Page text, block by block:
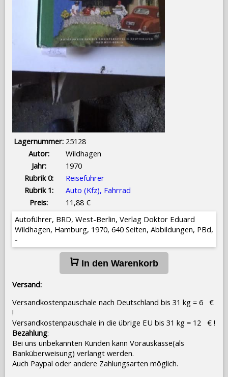
Lagernummer: 25128
Autor:
Wildhagen
Jahr:
1970
Rubrik 0:
Reiseführer
Rubrik 1:
Auto (Kfz), Fahrrad
Preis:
11,88 €
Autoführer, BRD, West-Berlin, Verlag Doktor Eduard
Wildhagen, Hamburg, 1970, 640 Seiten, Abbildungen, PBd,
-
In den Warenkorb
Versand:
Versandkostenpauschale nach Deutschland bis 31 kg = 6 €
!
Versandkostenpauschale in die übrige EU bis 31 kg = 12 € !
Bezahlung:
Bei uns unbekannten Kunden kann Vorauskasse(als
Banküberweisung) verlangt werden.
Auch Paypal oder andere Zahlungsarten möglich.